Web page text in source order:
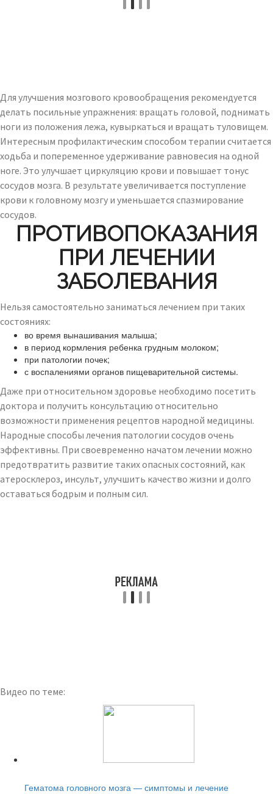
Для улучшения мозгового кровообращения рекомендуется
делать посильные упражнения: вращать головой, поднимать
ноги из положения лежа, кувыркаться и вращать туловищем.
Интересным профилактическим способом терапии считается
ходьба и попеременное удерживание равновесия на одной
ноге. Это улучшает циркуляцию крови и повышает тонус
сосудов мозга. В результате увеличивается поступление
крови к головному мозгу и уменьшается спазмирование
сосудов.
ПРОТИВОПОКАЗАНИЯ
ПРИ ЛЕЧЕНИИ
ЗАБОЛЕВАНИЯ
Нельзя самостоятельно заниматься лечением при таких
состояниях:
во время вынашивания малыша;
в период кормления ребенка грудным молоком;
при патологии почек;
с воспалениями органов пищеварительной системы.
Даже при относительном здоровье необходимо посетить
доктора и получить консультацию относительно
возможности применения рецептов народной медицины.
Народные способы лечения патологии сосудов очень
эффективны. При своевременно начатом лечении можно
предотвратить развитие таких опасных состояний, как
атеросклероз, инсульт, улучшить качество жизни и долго
оставаться бодрым и полным сил.
Видео по теме:
Гематома головного мозга — симптомы и лечение